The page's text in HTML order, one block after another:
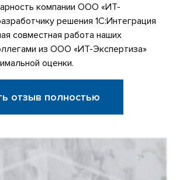
компании ООО «ИТ-
решения 1С:Интеграция
совместная работа наших
из ООО «ИТ-Экспертиза»
оценки.
отзыв полностью